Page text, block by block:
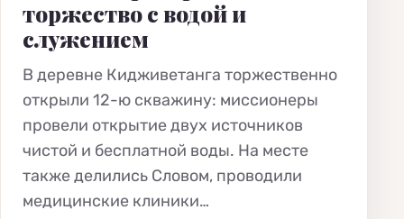
торжество с водой и
служением
В деревне Кидживетанга торжественно
открыли 12-ю скважину: миссионеры
провели открытие двух источников
чистой и бесплатной воды. На месте
также делились Словом, проводили
медицинские клиники…